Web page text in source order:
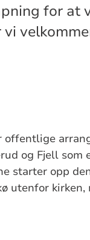
for at
og Fjell
starter opp
utenfor